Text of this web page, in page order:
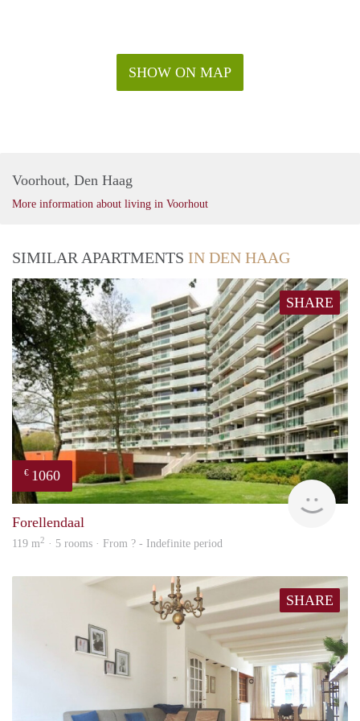
en het Koninklijk Archief ligt de prachtige Paleistuin waar je
A12 of A13. Kortom; hier ontbreekt het je aan niets!
SHOW ON MAP
Voorhout, Den Haag
More information about living in Voorhout
SIMILAR APARTMENTS IN DEN HAAG
SHARE
€ 1060
Forellendaal
119 m2 · 5 rooms · From ? - Indefinite period
SHARE